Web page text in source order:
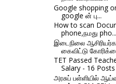
Google shopping
google ன் பு...
How to scan
phone,நமது pho...
இடைநிலை
கைவிட்டு
TET Passed
Salary - 16 Posts
அரசுப் பள்ளியில்